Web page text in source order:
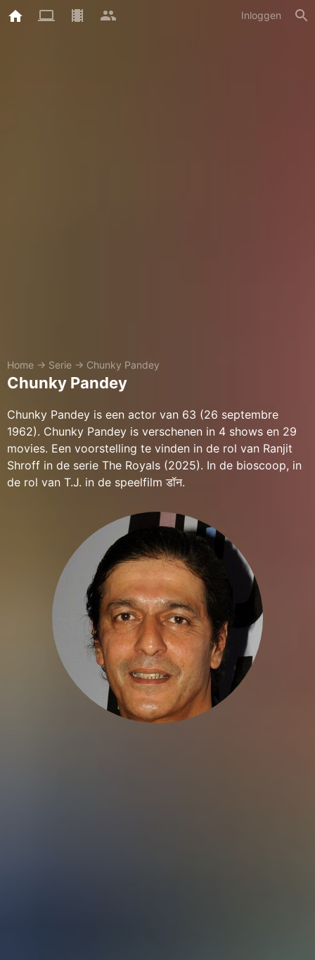
Inloggen
Home → Serie → Chunky Pandey
Chunky Pandey
Chunky Pandey is een actor van 63 (26 septembre
1962). Chunky Pandey is verschenen in 4 shows en 29
movies. Een voorstelling te vinden in de rol van Ranjit
Shroff in de serie The Royals (2025). In de bioscoop, in
de rol van T.J. in de speelfilm डॉन.